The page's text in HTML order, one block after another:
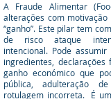
A Fraude Alimentar
alterações com
“ganho”. Este pilar tem
de risco ataque
intencional. Pode
ingredientes,
ganho económico que
pública, adulteração
rotulagem incorreta. É